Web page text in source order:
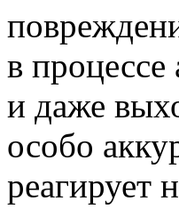
в процессе
и даже
особо
реагирует